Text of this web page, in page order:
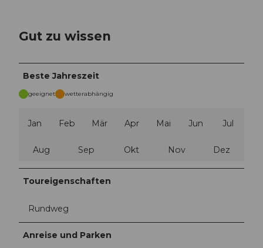
Gut zu wissen
Beste Jahreszeit
geeignet wetterabhängig
Jan Feb Mär Apr Mai Jun Jul
Aug Sep Okt Nov Dez
Toureigenschaften
Rundweg
Anreise und Parken